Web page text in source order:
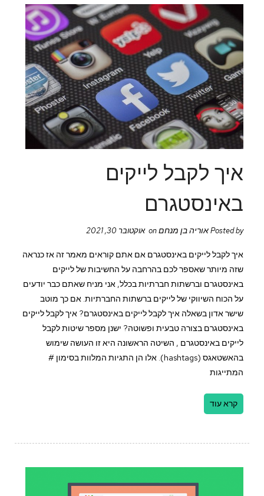
איך לקבל לייקים
באינסטגרם
Posted byאוריה בן מנחם
איך לקבל לייקים באינסטגרם אם אתם קוראים מאמר זה אז כנראה
שזה מיותר שאספר לכם בהרחבה על החשיבות של לייקים
באינסטגרם וברשתות חברתיות בכלל, אני מניח שאתם כבר יודעים
על הכוח השיווקי של לייקים ברשתות החברתיות. אם כך מוטב
שישר אדון בשאלה איך לקבל לייקים באינסטגרם? איך לקבל לייקים
באינסטגרם בצורה טבעית ופשוטה? ישנן מספר שיטות לקבל
לייקים באינסטגרם , השיטה הראשונה היא זו העושה שימוש
בהאשטאגס (hashtags). אלו הן התגיות המלוות בסימון #
המתייגות
קרא עוד